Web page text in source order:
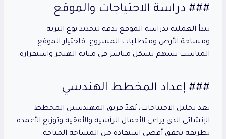
### دراسة الاحتياجات والموقع
تبدأ العملية بدراسة الموقع بدقة لتحديد نوع التربة
ومساحة الأرض ومتطلبات المشروع. فاختيار الموقع
المناسب يسهم بشكل مباشر في متانة الهنجر واستقراره.
### إعداد المخطط الهندسي
بعد تحليل الاحتياجات، يُعدّ فريق المهندسين المخطط
الإنشائي الذي يراعي الأحمال الرأسية والأفقية وتوزيع الأعمدة
بطريقة تحقق أقصى استفادة من المساحة المتاحة.